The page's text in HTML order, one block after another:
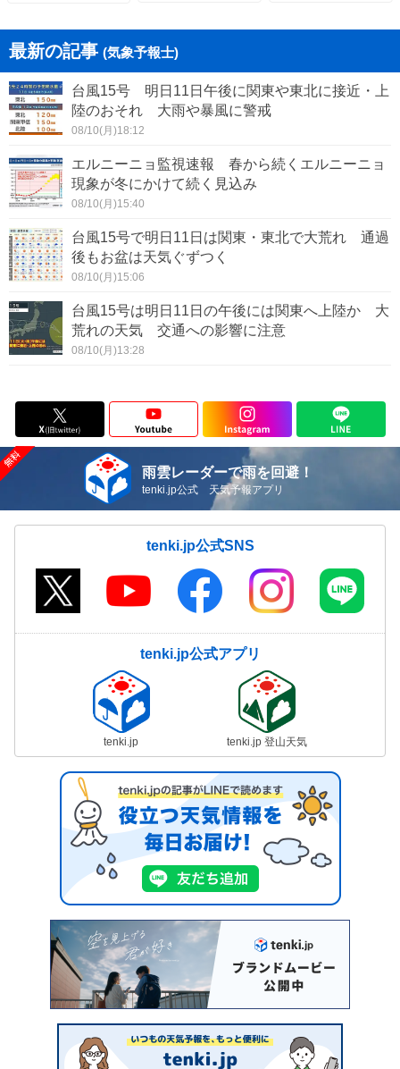
最新の記事 (気象予報士)
台風15号 明日11日午後に関東や東北に接近・上
陸のおそれ 大雨や暴風に警戒
08/10(月)18:12
エルニーニョ監視速報 春から続くエルニーニョ
現象が冬にかけて続く見込み
08/10(月)15:40
台風15号で明日11日は関東・東北で大荒れ 通過
後もお盆は天気ぐずつく
08/10(月)15:06
台風15号は明日11日の午後には関東へ上陸か 大
荒れの天気 交通への影響に注意
08/10(月)13:28
雨雲レーダーで雨を回避！
tenki.jp公式 天気予報アプリ
tenki.jp公式SNS
tenki.jp公式アプリ
tenki.jp tenki.jp 登山天気